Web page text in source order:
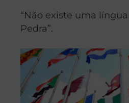
“Não existe uma
Pedra”.